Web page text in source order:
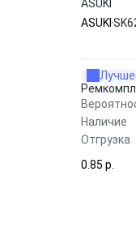
ASUKI
ASUKI
Наличие
Отгрузка
0.85 p.